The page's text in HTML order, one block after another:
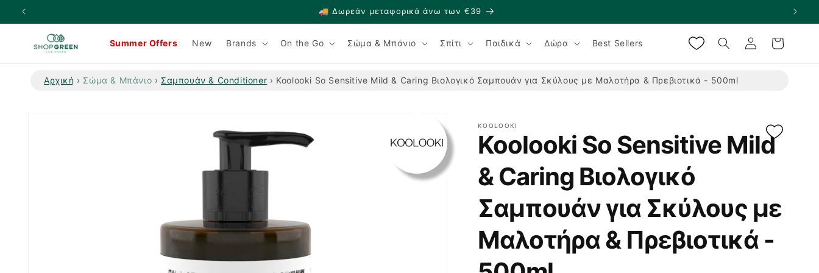
μετάβαση
🚚 Δωρεάν μεταφορικά άνω των €39
Summer Offers New Brands On the Go Σώμα & Μπάνιο Σπίτι Παιδικά Δώρα Best Sellers Σύνδεση Καλάθι
Αρχική › Σώμα & Μπάνιο › Σαμπουάν & Conditioner › Koolooki So Sensitive Mild & Caring Βιολογικό Σαμπουάν για Σκύλους με Μαλοτήρα & Πρεβιοτικά - 500ml
KOOLOOKI
Koolooki So Sensitive Mild
& Caring Βιολογικό
Σαμπουάν για Σκύλους με
Μαλοτήρα & Πρεβιοτικά -